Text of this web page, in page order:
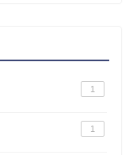
1
1